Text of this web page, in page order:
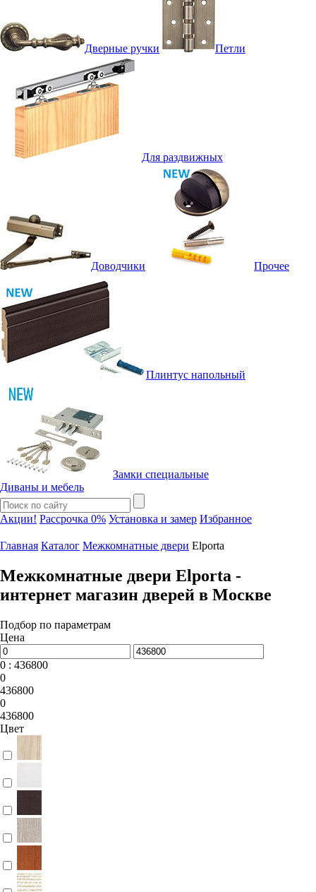
Дверные ручки Петли
Для раздвижных
Доводчики Прочее
Плинтус напольный
Замки специальные
Диваны и мебель
Акции! Рассрочка 0% Установка и замер Избранное
Главная Каталог Межкомнатные двери Elporta
Межкомнатные двери Elporta -
интернет магазин дверей в Москве
Подбор по параметрам
Цена
0 : 436800
0
436800
0
436800
Цвет